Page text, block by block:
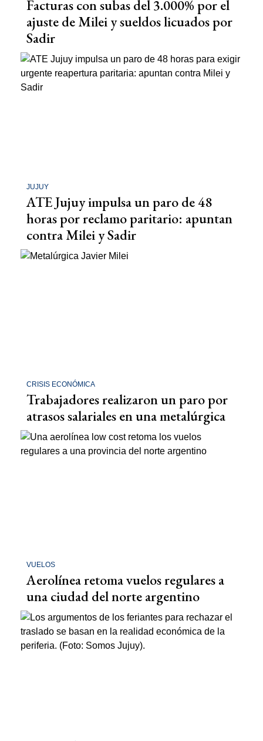
Facturas con subas del 3.000% por el
ajuste de Milei y sueldos licuados por
Sadir
JUJUY
ATE Jujuy impulsa un paro de 48
horas por reclamo paritario: apuntan
contra Milei y Sadir
CRISIS ECONÓMICA
Trabajadores realizaron un paro por
atrasos salariales en una metalúrgica
VUELOS
Aerolínea retoma vuelos regulares a
una ciudad del norte argentino